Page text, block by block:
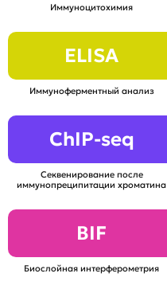
Иммуноцитохимия
ELISA
Иммуноферментный анализ
ChIP-seq
Секвенирование после
иммунопреципитации хроматина
BIF
Биослойная интерферометрия